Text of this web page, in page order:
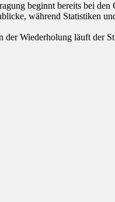
beginnt bereits bei
während Statistiken
Wiederholung läuft der